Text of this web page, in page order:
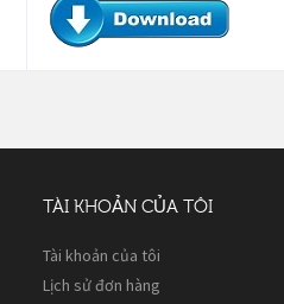
TÀI KHOẢN CỦA TÔI
Tài khoản của tôi
Lịch sử đơn hàng